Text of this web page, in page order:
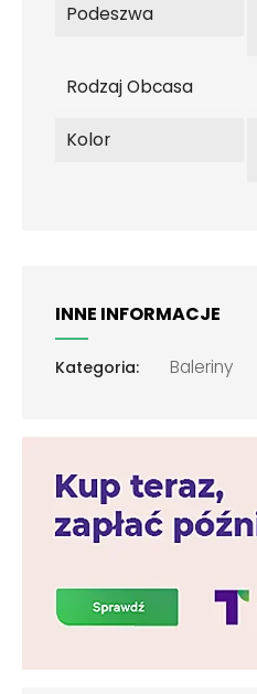
Podeszwa
Rodzaj Obcasa
Kolor
INNE INFORMACJE
Kategoria: Baleriny